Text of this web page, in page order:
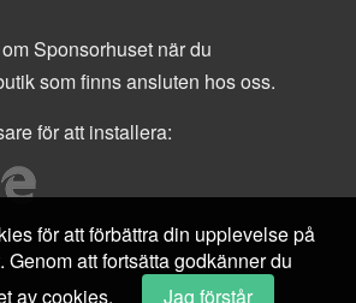
Sponsorhuset när du
som finns ansluten hos oss.
för att installera:
för att förbättra din upplevelse på
Genom att fortsätta godkänner du
av cookies.
Jag förstår